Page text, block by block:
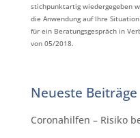
stichpunktartig wiedergegeben
die Anwendung auf Ihre
für ein Beratungsgespräch in
von 05/2018.
Neueste Beiträge
Coronahilfen – Risiko